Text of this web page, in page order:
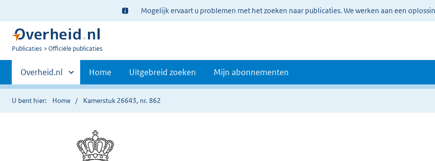
Ter
informatie:
Mogelijk ervaart u problemen met het zoeken naar publicaties. We werken aan een
U
Publicaties Officiële publicaties
Primaire
navigatie
Andere
sites
binnen
Overheid.nl Home Uitgebreid zoeken Mijn abonnementen
U bent hier: Home Kamerstuk 26643, nr. 862